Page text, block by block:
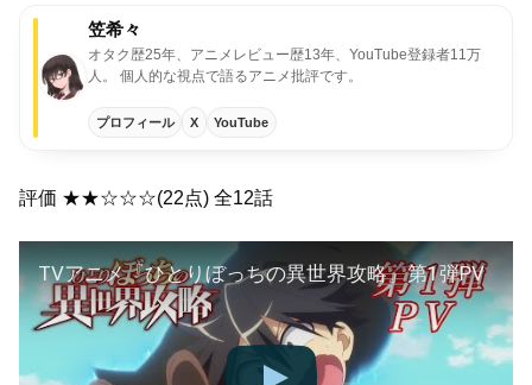
笠希々
オタク歴25年、アニメレビュー歴13年、YouTube登録者11万
人。 個人的な視点で語るアニメ批評です。
プロフィール X YouTube
評価 ★★☆☆☆(22点) 全12話
TVアニメ『ひとりぼっちの異世界攻略』第1弾PV